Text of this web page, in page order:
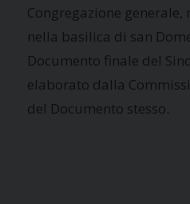
Congregazione
nella basilica di san
Documento finale del
elaborato dalla
del Documento stesso.